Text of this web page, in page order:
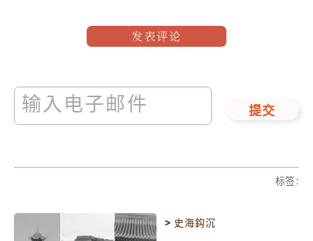
发表评论
提交
标签:
> 史海鈎沉